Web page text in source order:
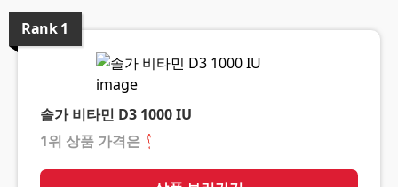
Rank1
솔가 비타민 D3 1000 IU
1위 상품 가격은 ❓